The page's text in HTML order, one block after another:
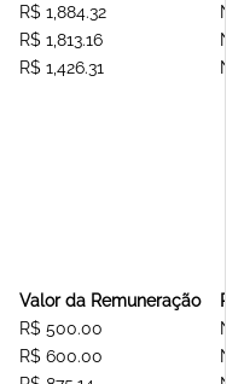
R$ 1,884.32
R$ 1,813.16
R$ 1,426.31
Valor da Remuneração
R$ 500.00
R$ 600.00